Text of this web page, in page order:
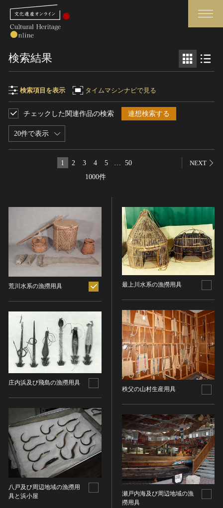
さらに詳細検索
トップ
世界遺産
無形文化遺産
動画で見る無形の文化財
媒体資料・関連記事等
博物館、美術館の皆さまへ
お知らせ一覧
ヘルプ
このサイトについて
関連サイトリンク
サイトマップ
文化遺産データベース
国指定文化財等データベース
検索結果
検索項目を表示 タイムマシンナビで見る
20件で表示
チェックした関連作品の検索 連想検索する
1000件
1 2 3 4 5 50 NEXT
荒川水系の漁撈用具
庄内浜及び飛島の漁撈用具
八戸及び周辺地域の漁撈用
具と浜小屋
最上川水系の漁撈用具
秩父の山村生産用具
瀬戸内海及び周辺地域の漁
撈用具
検索項目
フリーワード
時代
時代を選択
縄文 [日本]
弥生 [日本]
古墳 [日本]
飛鳥 [日本]
奈良 [日本]
平安 [日本]
南北朝 [日本]
室町 [日本]
安土・桃山 [日本]
江戸 [日本]
明治 [日本]
大正 [日本]
昭和以降 [日本]
分野
分野を選択
建造物
宗教建築
城郭建築
住居建築
近代その他
絵画
日本画
油彩画
水彩
素描
東洋画(日本画を除く)
所在地（都道府県）
所在地（都道府県）を選択
所在地（市区町村）
所在地（市区町村）を選択
所蔵館
指定区分
指定区分を選択
国宝
メディア（動画等）